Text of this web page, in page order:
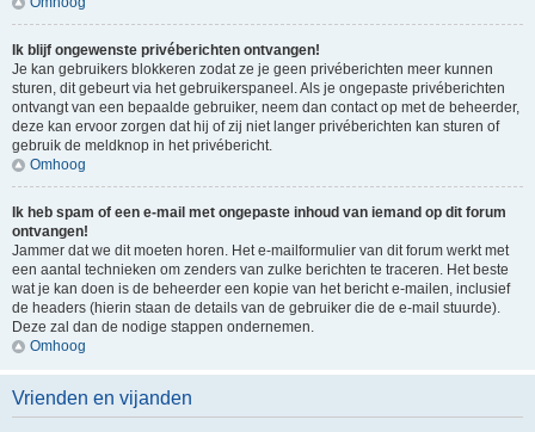
Ik blijf ongewenste privéberichten ontvangen!
Je kan gebruikers blokkeren zodat ze je geen privéberichten meer kunnen
sturen, dit gebeurt via het gebruikerspaneel. Als je ongepaste privéberichten
ontvangt van een bepaalde gebruiker, neem dan contact op met de beheerder,
deze kan ervoor zorgen dat hij of zij niet langer privéberichten kan sturen of
gebruik de meldknop in het privébericht.
Omhoog
Ik heb spam of een e-mail met ongepaste inhoud van iemand op dit forum
ontvangen!
Jammer dat we dit moeten horen. Het e-mailformulier van dit forum werkt met
een aantal technieken om zenders van zulke berichten te traceren. Het beste
wat je kan doen is de beheerder een kopie van het bericht e-mailen, inclusief
de headers (hierin staan de details van de gebruiker die de e-mail stuurde).
Deze zal dan de nodige stappen ondernemen.
Omhoog
Vrienden en vijanden